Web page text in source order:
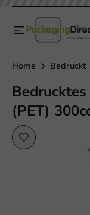
Home Bedruckt
(PET)